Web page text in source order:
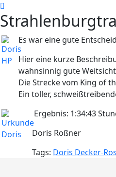
Es war eine gute
Hier eine kurze
wahnsinnig gute
Die Strecke vom King of
Ein toller,
Ergebnis: 1:34:43
Doris Roßner
Tags: Doris Decker-